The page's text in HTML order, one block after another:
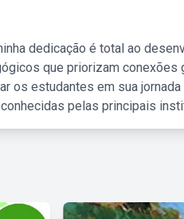
dedicação é total ao
que priorizam conexões
os estudantes em sua
pelas principais